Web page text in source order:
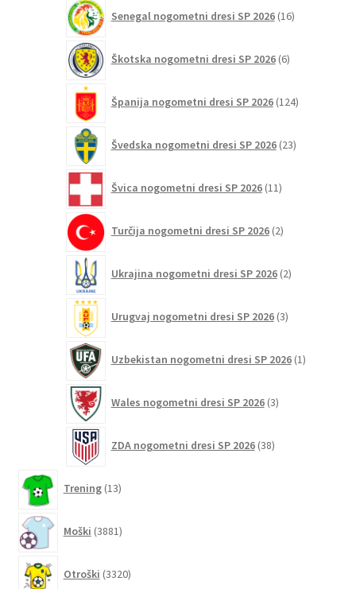
Senegal nogometni dresi SP 2026 16izdelkov
Škotska nogometni dresi SP 2026 6izdelkov
Španija nogometni dresi SP 2026 124izdelkov
Švedska nogometni dresi SP 2026 23izdelkov
Švica nogometni dresi SP 2026 11izdelkov
Turčija nogometni dresi SP 2026 2izdelka
Ukrajina nogometni dresi SP 2026 2izdelka
Urugvaj nogometni dresi SP 2026 3izdelki
Uzbekistan nogometni dresi SP 2026 1izdelek
Wales nogometni dresi SP 2026 3izdelki
ZDA nogometni dresi SP 2026 38izdelkov
Trening 13izdelkov
Moški 3881izdelkov
Otroški 3320izdelkov